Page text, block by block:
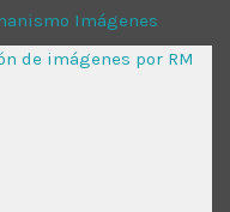
Imágenes